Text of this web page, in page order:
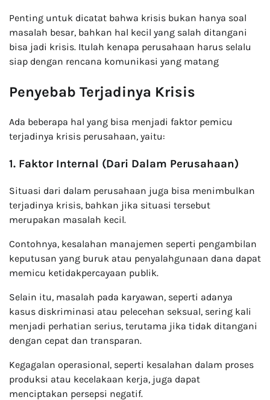
Penting untuk dicatat bahwa krisis bukan hanya soal
masalah besar, bahkan hal kecil yang salah ditangani
bisa jadi krisis. Itulah kenapa perusahaan harus selalu
siap dengan rencana komunikasi yang matang
Penyebab Terjadinya Krisis
Ada beberapa hal yang bisa menjadi faktor pemicu
terjadinya krisis perusahaan, yaitu:
1. Faktor Internal (Dari Dalam Perusahaan)
Situasi dari dalam perusahaan juga bisa menimbulkan
terjadinya krisis, bahkan jika situasi tersebut
merupakan masalah kecil.
Contohnya, kesalahan manajemen seperti pengambilan
keputusan yang buruk atau penyalahgunaan dana dapat
memicu ketidakpercayaan publik.
Selain itu, masalah pada karyawan, seperti adanya
kasus diskriminasi atau pelecehan seksual, sering kali
menjadi perhatian serius, terutama jika tidak ditangani
dengan cepat dan transparan.
Kegagalan operasional, seperti kesalahan dalam proses
produksi atau kecelakaan kerja, juga dapat
menciptakan persepsi negatif.